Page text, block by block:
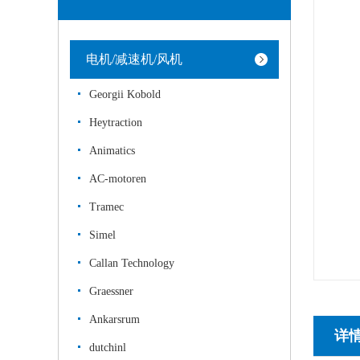
电机/减速机/风机
Georgii Kobold
Heytraction
Animatics
AC-motoren
Tramec
Simel
Callan Technology
Graessner
Ankarsrum
dutchinl
详